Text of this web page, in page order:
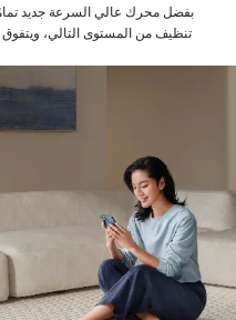
بفضل محرك عالي السرعة جديد
تنظيف من المستوى التالي،